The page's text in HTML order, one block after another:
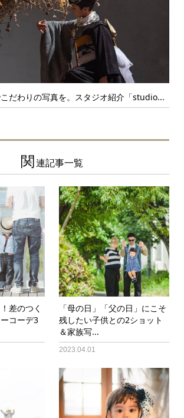
だわりの写真を。スタジオ紹介「studio...
関連記事一覧
差のつく
コーデ3
「母の日」「父の日」にこそ
残したい子供との2ショット
＆家族写...
2023.04.01